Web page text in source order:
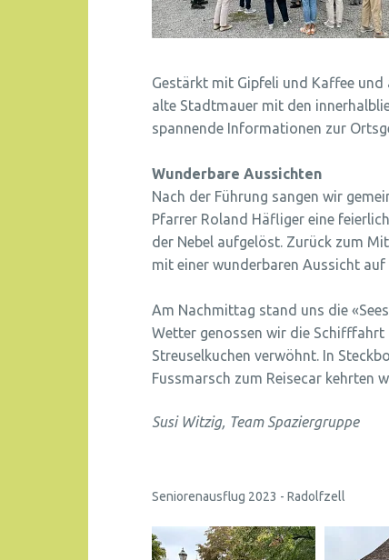
Gestärkt mit Gipfeli und Kaffee
alte Stadtmauer mit den
spannende Informationen zur
Wunderbare Aussichten
Nach der Führung sangen wir
Pfarrer Roland Häfliger eine
der Nebel aufgelöst. Zurück zum
mit einer wunderbaren Aussicht
Am Nachmittag stand uns die
Wetter genossen wir die
Streuselkuchen verwöhnt. In
Fussmarsch zum Reisecar kehrten
Susi Witzig, Team Spaziergruppe
Seniorenausflug 2023 - Radolfzell